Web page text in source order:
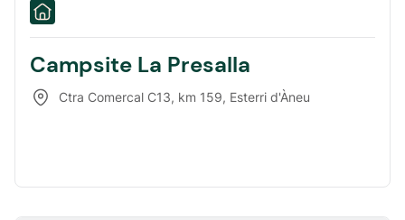
Campsite La Presalla
Ctra Comercal C13, km 159, Esterri d'Àneu